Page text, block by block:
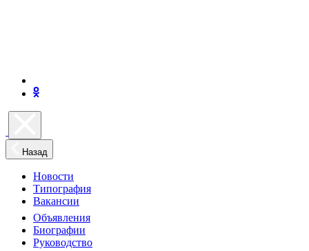
Назад
Новости
Типография
Вакансии
Объявления
Биографии
Руководство